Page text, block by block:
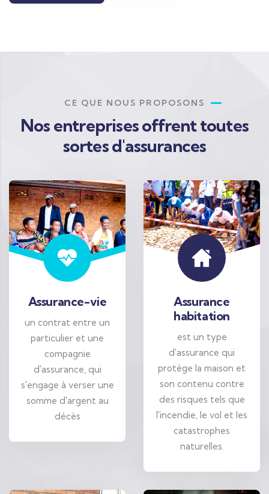
CE QUE NOUS PROPOSONS
Nos entreprises offrent toutes
sortes d'assurances
Assurance-vie
un contrat entre un
particulier et une
compagnie
d'assurance, qui
s'engage à verser une
somme d'argent au
décès
Assurance
habitation
est un type
d'assurance qui
protège la maison et
son contenu contre
des risques tels que
l'incendie, le vol et les
catastrophes
naturelles.